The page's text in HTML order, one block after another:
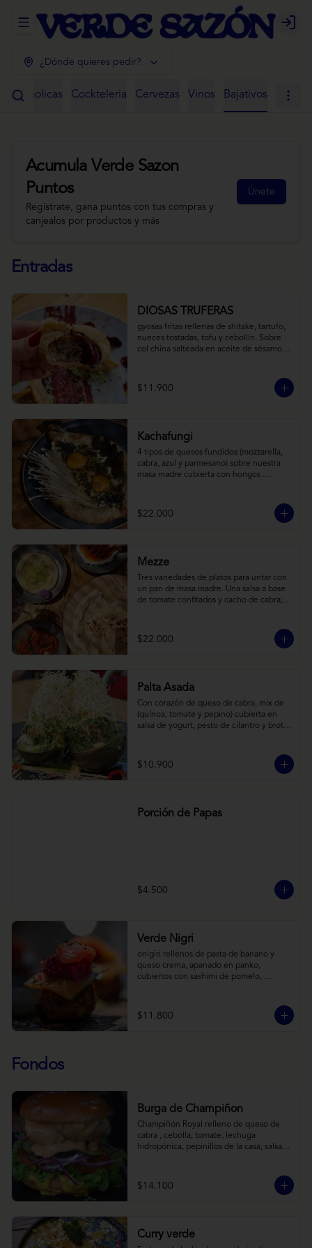
Abrir menu de navegación Login
¿Dónde quieres pedir?
Alcoholicas Cockteleria Cervezas Vinos Bajativos
Acumula Verde Sazon
Puntos
Regístrate, gana puntos con tus compras y
canjealos por productos y más
Únete
Entradas
DIOSAS TRUFERAS
gyosas fritas rellenas de shitake, tartufo,
nueces tostadas, tofu y cebollín. Sobre
col china salteada en aceite de sésamo,
$11.900
Kachafungi
4 tipos de quesos fundidos (mozzarella,
cabra, azul y parmesano) sobre nuestra
masa madre cubierta con hongos
frescas y pequeños toques de
chimichurri.
$22.000
Mezze
Tres variedades de platos para untar con
un pan de masa madre. Una salsa a base
de tomate confitados y cacho de cabra;
cebollas horneadas largamente, con
toques de aceite asiático sobre cama de
$22.000
Palta Asada
Con corazón de queso de cabra, mix de
(quínoa, tomate y pepino) cubierta en
salsa de yogurt, pesto de cilantro y brotes
$10.900
Porción de Papas
$4.500
Verde Nigri
onigiri rellenos de pasta de banano y
queso crema, apanado en panko,
cubiertos con sashimi de pomelo,
de crema de coco con wasabi y tierra de
cochayuyo.
$11.800
Fondos
Burga de Champiñon
Champiñón Royal relleno de queso de
cabra , cebolla, tomate, lechuga
hidropónica, pepinillos de la casa, salsa
$14.100
Curry verde